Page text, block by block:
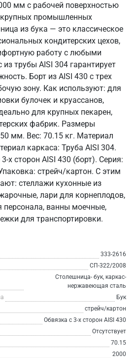
мм с рабочей поверхностью
крупных промышленных
из бука — это классическое
кондитерских цехов,
работу с любыми
трубы AISI 304 гарантирует
Борт из AISI 430 с трех
зону. Как используют: для
булочек и круассанов,
для крупных пекарен,
фабрик. Размеры
мм. Вес: 70.15 кг. Материал
каркаса: Труба AISI 304.
х сторон AISI 430 (борт). Серия:
стрейч/картон. С этим
стеллажи кухонные из
лари для корнеплодов,
персонала, ванны моечные,
для транспортировки.
333-2616
СП-322/2008
Столешница- бук, каркас-
нержавеющая сталь
Бук
стрейч/картон
Обвязка с 3-х сторон AISI 430
Отсутствует
70.15
2000